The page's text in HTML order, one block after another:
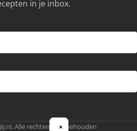
in je inbox.
Alle rechten voorbehouden
×